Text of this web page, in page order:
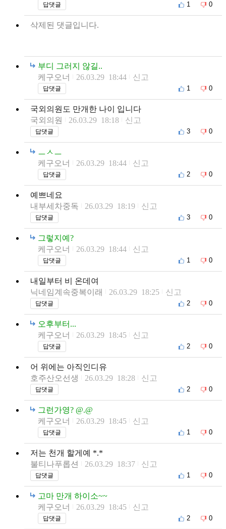
답댓글 1 0
삭제된 댓글입니다.
부디 그러지 않길..
케구오너
26.03.29 18:44 신고
답댓글 1 0
국외의원도 만개한 나이 입니다
국외의원
26.03.29 18:18 신고
답댓글 3 0
ㅡㅅㅡ
케구오너
26.03.29 18:44 신고
답댓글 2 0
예쁘네요
내부세차중독
26.03.29 18:19 신고
답댓글 3 0
그렇지예?
케구오너
26.03.29 18:44 신고
답댓글 1 0
내일부터 비 온데여
닉네임계속중복이래
26.03.29 18:25 신고
답댓글 2 0
오후부터...
케구오너
26.03.29 18:45 신고
답댓글 2 0
어 위에는 아직인디유
호주산오선생
26.03.29 18:28 신고
답댓글 2 0
그런가영? @.@
케구오너
26.03.29 18:45 신고
답댓글 1 0
저는 천개 할게예 *.*
불티나푸롭션
26.03.29 18:37 신고
답댓글 1 0
고마 만개 하이소~~
케구오너
26.03.29 18:45 신고
답댓글 2 0